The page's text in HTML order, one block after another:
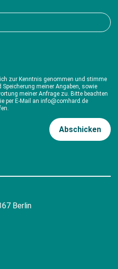
zur Kenntnis genommen und stimme
meiner Angaben, sowie
meiner Anfrage zu. Bitte beachten
per E-Mail an info@comhard.de
Berlin